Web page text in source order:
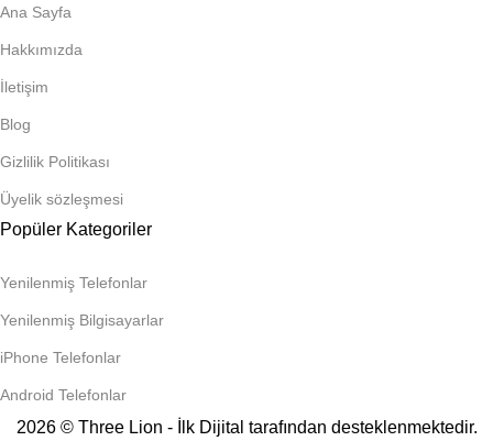
Ana Sayfa
Hakkımızda
İletişim
Blog
Gizlilik Politikası
Üyelik sözleşmesi
Popüler Kategoriler
Yenilenmiş Telefonlar
Yenilenmiş Bilgisayarlar
iPhone Telefonlar
Android Telefonlar
2026 © Three Lion - İlk Dijital tarafından desteklenmektedir.